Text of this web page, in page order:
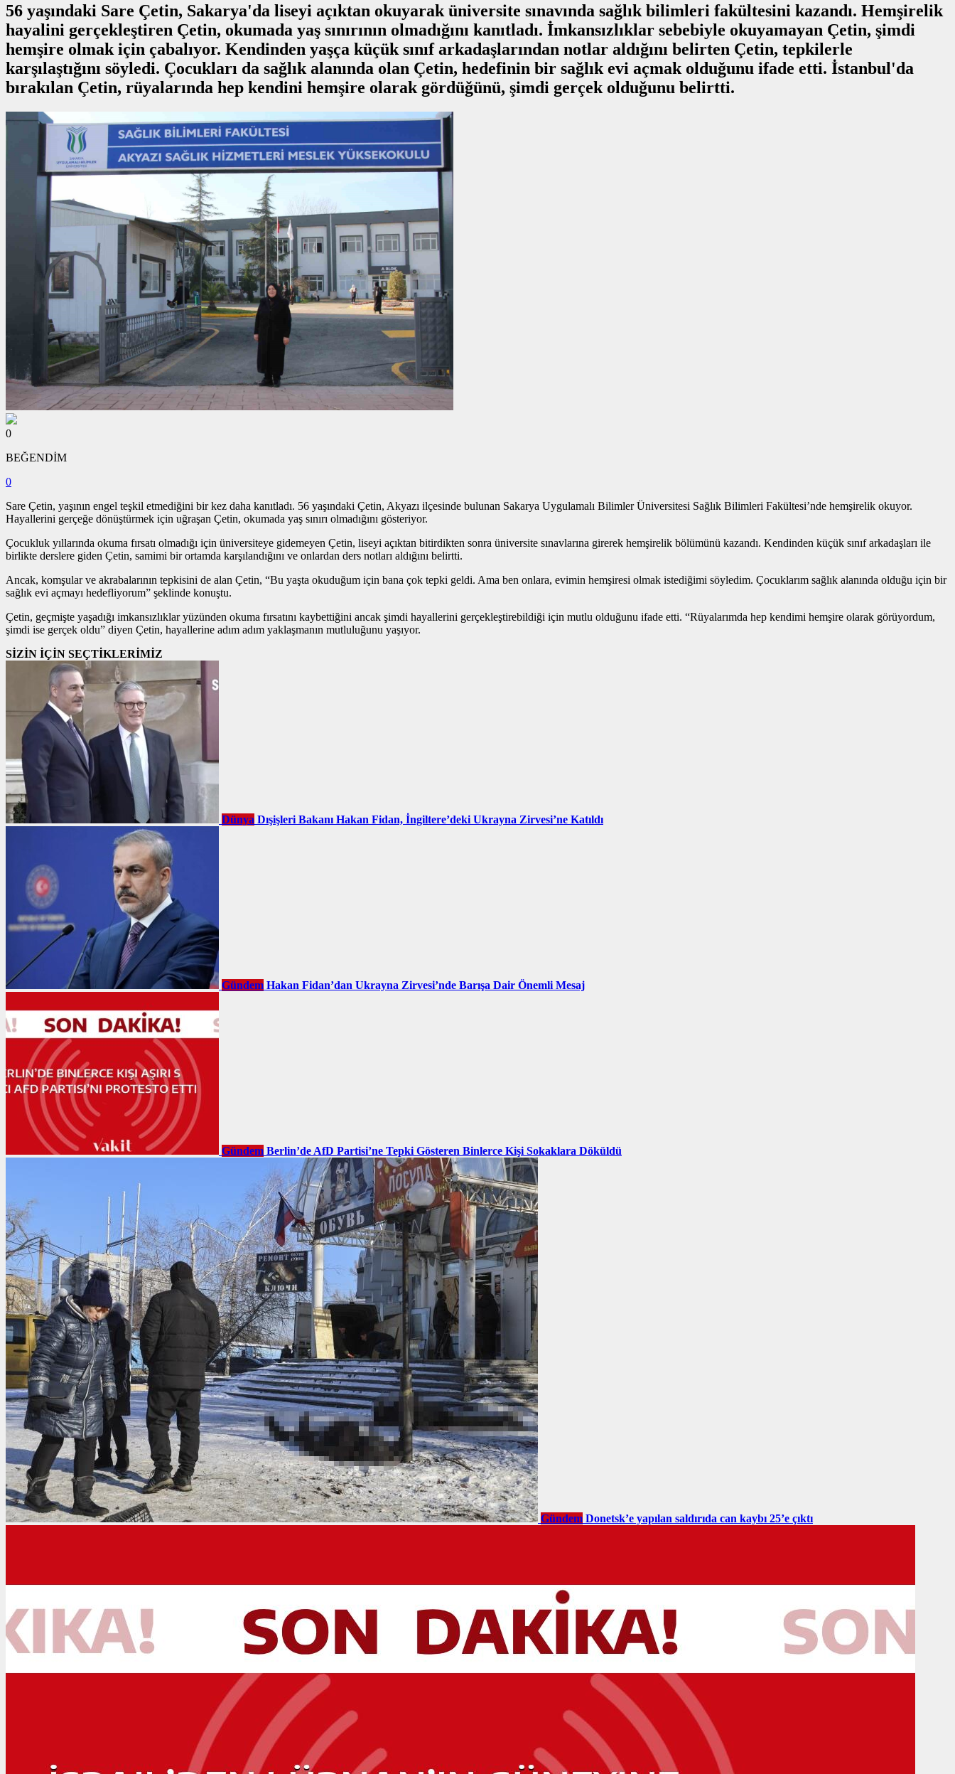
56 yaşındaki Sare Çetin, Sakarya'da liseyi açıktan okuyarak üniversite sınavında sağlık bilimleri fakültesini kazandı. Hemşirelik
hayalini gerçekleştiren Çetin, okumada yaş sınırının olmadığını kanıtladı. İmkansızlıklar sebebiyle okuyamayan Çetin, şimdi
hemşire olmak için çabalıyor. Kendinden yaşça küçük sınıf arkadaşlarından notlar aldığını belirten Çetin, tepkilerle
karşılaştığını söyledi. Çocukları da sağlık alanında olan Çetin, hedefinin bir sağlık evi açmak olduğunu ifade etti. İstanbul'da
bırakılan Çetin, rüyalarında hep kendini hemşire olarak gördüğünü, şimdi gerçek olduğunu belirtti.
0
BEĞENDİM
0
Sare Çetin, yaşının engel teşkil etmediğini bir kez daha kanıtladı. 56 yaşındaki Çetin, Akyazı ilçesinde bulunan Sakarya Uygulamalı Bilimler Üniversitesi Sağlık Bilimleri Fakültesi’nde hemşirelik okuyor.
Hayallerini gerçeğe dönüştürmek için uğraşan Çetin, okumada yaş sınırı olmadığını gösteriyor.
Çocukluk yıllarında okuma fırsatı olmadığı için üniversiteye gidemeyen Çetin, liseyi açıktan bitirdikten sonra üniversite sınavlarına girerek hemşirelik bölümünü kazandı. Kendinden küçük sınıf arkadaşları ile
birlikte derslere giden Çetin, samimi bir ortamda karşılandığını ve onlardan ders notları aldığını belirtti.
Ancak, komşular ve akrabalarının tepkisini de alan Çetin, “Bu yaşta okuduğum için bana çok tepki geldi. Ama ben onlara, evimin hemşiresi olmak istediğimi söyledim. Çocuklarım sağlık alanında olduğu için bir
sağlık evi açmayı hedefliyorum” şeklinde konuştu.
Çetin, geçmişte yaşadığı imkansızlıklar yüzünden okuma fırsatını kaybettiğini ancak şimdi hayallerini gerçekleştirebildiği için mutlu olduğunu ifade etti. “Rüyalarımda hep kendimi hemşire olarak görüyordum,
şimdi ise gerçek oldu” diyen Çetin, hayallerine adım adım yaklaşmanın mutluluğunu yaşıyor.
SİZİN İÇİN SEÇTİKLERİMİZ
Dünya Dışişleri Bakanı Hakan Fidan, İngiltere’deki Ukrayna Zirvesi’ne Katıldı
Gündem Hakan Fidan’dan Ukrayna Zirvesi’nde Barışa Dair Önemli Mesaj
Gündem Berlin’de AfD Partisi’ne Tepki Gösteren Binlerce Kişi Sokaklara Döküldü
Gündem Donetsk’e yapılan saldırıda can kaybı 25’e çıktı